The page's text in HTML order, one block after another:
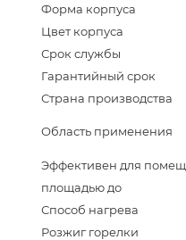
Форма корпуса
Цвет корпуса
Срок службы
Гарантийный срок
Страна производства
Область применения
Эффективен для помещ.
площадью до
Способ нагрева
Розжиг горелки